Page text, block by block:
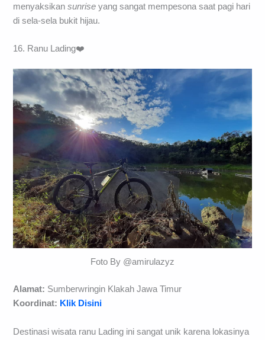
menyaksikansunrise yang sangat mempesona saat pagi hari
di sela-sela bukit hijau.
16. Ranu Lading❤️
Foto By @amirulazyz
Alamat: Sumberwringin Klakah Jawa Timur
Koordinat: Klik Disini
Destinasi wisata ranu Lading ini sangat unik karena lokasinya